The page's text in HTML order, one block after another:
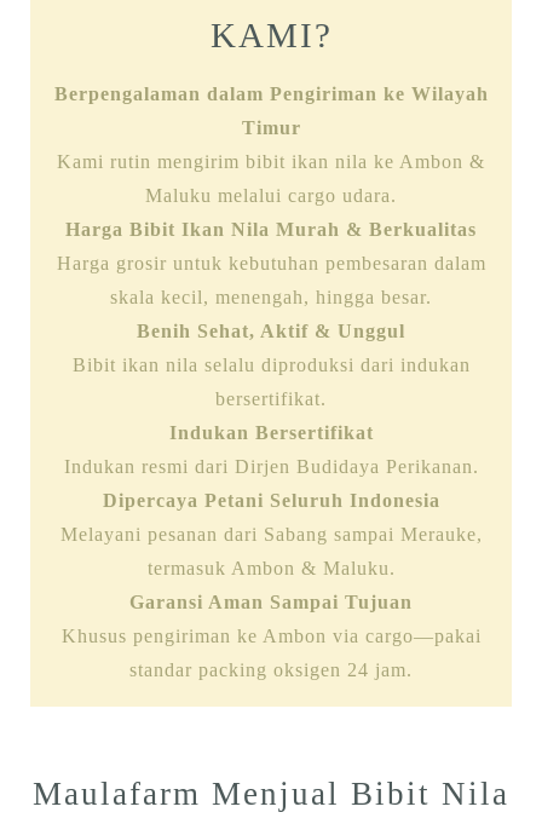
KAMI?
Berpengalaman dalam Pengiriman ke Wilayah
Timur
Kami rutin mengirim bibit ikan nila ke Ambon &
Maluku melalui cargo udara.
Harga Bibit Ikan Nila Murah & Berkualitas
Harga grosir untuk kebutuhan pembesaran dalam
skala kecil, menengah, hingga besar.
Benih Sehat, Aktif & Unggul
Bibit ikan nila selalu diproduksi dari indukan
bersertifikat.
Indukan Bersertifikat
Indukan resmi dari Dirjen Budidaya Perikanan.
Dipercaya Petani Seluruh Indonesia
Melayani pesanan dari Sabang sampai Merauke,
termasuk Ambon & Maluku.
Garansi Aman Sampai Tujuan
Khusus pengiriman ke Ambon via cargo—pakai
standar packing oksigen 24 jam.
Maulafarm Menjual Bibit Nila